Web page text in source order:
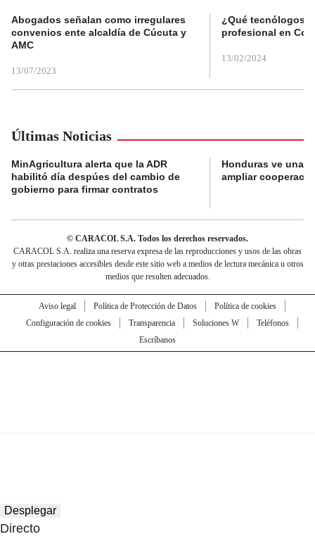
Abogados señalan como irregulares
convenios ente alcaldía de Cúcuta y
AMC
13/07/2023
¿Qué tecnólogos
profesional en
13/02/2024
Últimas Noticias
MinAgricultura alerta que la ADR
habilitó día despúes del cambio de
gobierno para firmar contratos
Honduras ve una
ampliar
© CARACOL S.A. Todos los derechos reservados.
CARACOL S.A. realiza una reserva expresa de las reproducciones y usos de las obras
y otras prestaciones accesibles desde este sitio web a medios de lectura mecánica u otros
medios que resulten adecuados.
Aviso legal Política de Protección de Datos
Política de cookies
Configuración de cookies
Transparencia Soluciones W
Teléfonos
Escríbanos
Desplegar
Directo